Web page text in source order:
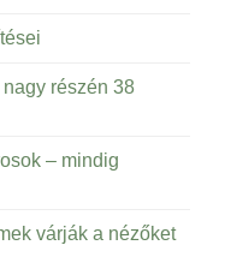
részén 38
– mindig
várják a nézőket